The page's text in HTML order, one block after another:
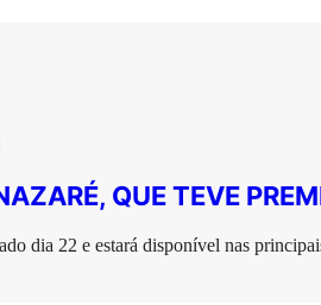
QUE TEVE
dia 22 e estará disponível nas